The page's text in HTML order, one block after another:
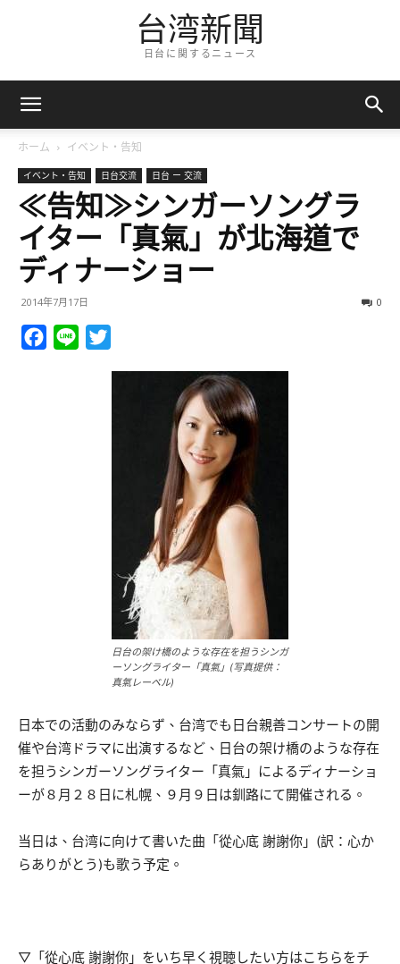
台湾新聞
日台に関するニュース
ホーム イベント・告知
イベント・告知 日台交流 日台 ー 交流
≪告知≫シンガーソングラ
イター「真氣」が北海道で
ディナーショー
2014年7月17日 0
Facebook
Line
日台の架け橋のような存在を担うシンガ
ーソングライター「真氣」(写真提供：
真氣レーベル)
日本での活動のみならず、台湾でも日台親善コンサートの開
催や台湾ドラマに出演するなど、日台の架け橋のような存在
を担うシンガーソングライター「真氣」によるディナーショ
ーが８月２８日に札幌、９月９日は釧路にて開催される。
当日は、台湾に向けて書いた曲「從心底 謝謝你」(訳：心か
らありがとう)も歌う予定。
▽「從心底 謝謝你」をいち早く視聴したい方はこちらをチ